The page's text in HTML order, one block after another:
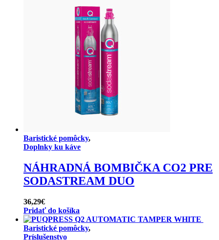
Baristické pomôcky,
Doplnky ku káve
NÁHRADNÁ BOMBIČKA CO2 PRE
SODASTREAM DUO
36,29€
Pridať do košíka
Baristické pomôcky,
Príslušenstvo